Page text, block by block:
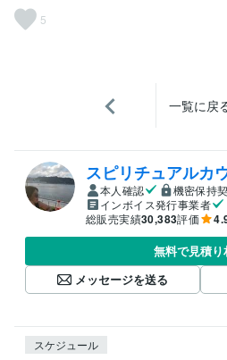
5
一覧に戻
スピリチュアルカ
本人確認
機密保持
インボイス発行事業者
総販売実績30,383評価
無料で見積り
メッセージを送る
スケジュール